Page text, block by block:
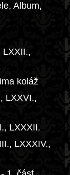
Album,
LXXII.,
koláž
LXXVI.,
LXXXII.
LXXXIV.,